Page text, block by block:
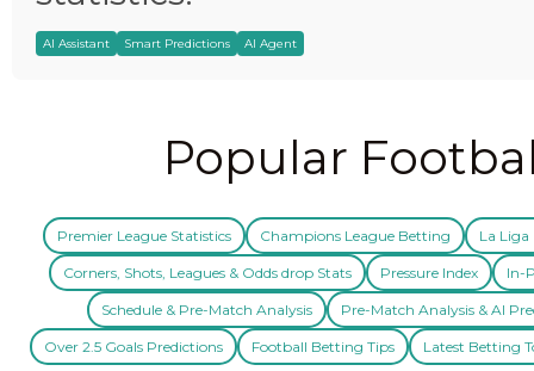
AI Assistant Smart Predictions AI Agent
Popular
Premier League Statistics Champions League Betting La Liga
Corners, Shots, Leagues & Odds drop Stats Pressure Index In-
Schedule & Pre-Match Analysis Pre-Match Analysis & AI
Over 2.5 Goals Predictions Football Betting Tips Latest Betting